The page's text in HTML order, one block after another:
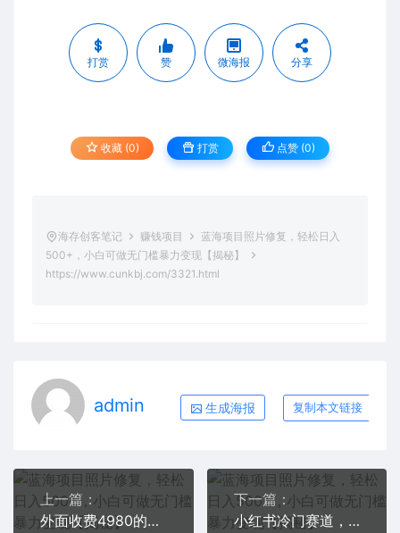
打赏 赞 微海报 分享
收藏 (0) 打赏 点赞 (0)
海存创客笔记 赚钱项目
蓝海项目照片修复，轻松日入
500+，小白可做无门槛暴力变现【揭秘】
https://www.cunkbj.com/3321.html
admin 生成海报 复制本文链接
上一篇：
外面收费4980的男粉项目，一个作品变现1000+，新渠道新玩法，一部手机实现月入过万【揭秘】
下一篇：
小红书冷门赛道，单日盈利500+【揭秘】